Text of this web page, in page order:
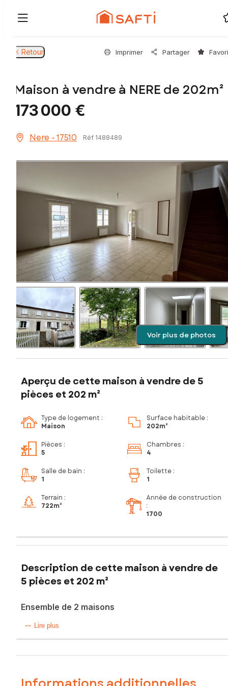
Retour Imprimer Partager
Maison à vendre à NERE de 202m²
173 000 €
Nere - 17510 Réf 1488489
Voir plus de photos
Aperçu de cette maison à vendre de 5
pièces et 202 m²
Type de logement :
Maison
Surface habitable :
202m²
Pièces :
5
Chambres :
4
Salle de bain :
1
Toilette :
1
Terrain :
722m²
Année de construction
:
1700
Description de cette maison à vendre de
5 pièces et 202 m²
Ensemble de 2 maisons
Sur la commune de Néré, dans un cadre paisible et
au rez-de-chaussée, 1 grand salon lumineux, 1 salle d'eau
Au premier étage, un pallier dessert 4 chambres. un
Lire plus